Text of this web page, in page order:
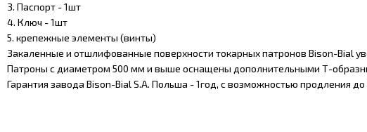
3. Паспорт - 1шт
4. Ключ - 1шт
5. крепежные элементы (винты)
Закаленные и отшлифованные поверхности токарных патронов Bison-Bial
Патроны с диаметром 500 мм и выше оснащены дополнительными Т-
Гарантия завода Bison-Bial S.A. Польша - 1год, с возможностью продления до